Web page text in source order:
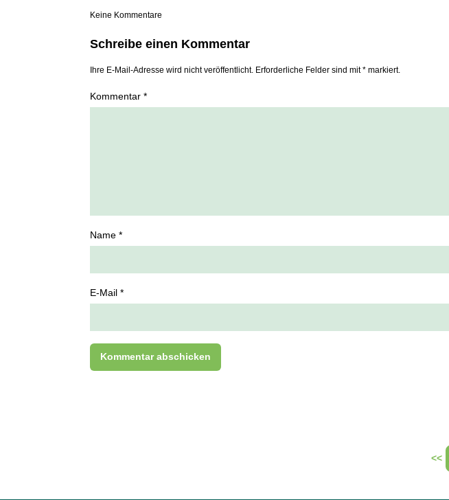
Keine Kommentare
Schreibe einen Kommentar
Ihre E-Mail-Adresse wird nicht veröffentlicht. Erforderliche Felder sind mit * markiert.
Kommentar *
Name *
E-Mail *
<<